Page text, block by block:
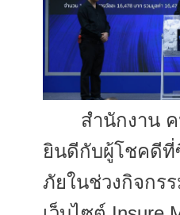
สำนักงาน ค
ยินดีกับผู้โชคดีที่
ภัยในช่วงกิจกร